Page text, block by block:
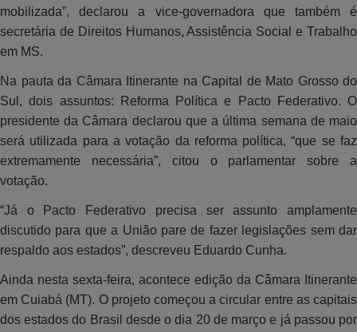
mobilizada”, declarou a vice-governadora que também é
secretária de Direitos Humanos, Assistência Social e Trabalho
em MS.
Na pauta da Câmara Itinerante na Capital de Mato Grosso do
Sul, dois assuntos: Reforma Política e Pacto Federativo. O
presidente da Câmara declarou que a última semana de maio
será utilizada para a votação da reforma política, “que se faz
extremamente necessária”, citou o parlamentar sobre a
votação.
“Já o Pacto Federativo precisa ser assunto amplamente
discutido para que a União pare de fazer legislações sem dar
respaldo aos estados”, descreveu Eduardo Cunha.
Ainda nesta sexta-feira, acontece edição da Câmara Itinerante
em Cuiabá (MT). O projeto começou a circular entre as capitais
dos estados do Brasil desde o dia 20 de março e já passou por